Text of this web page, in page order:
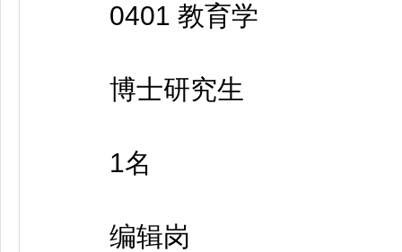
0401 教育学
博士研究生
1名
编辑岗